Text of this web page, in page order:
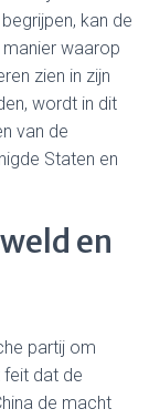
kan de
waarop
zien in zijn
wordt in dit
van de
Staten en
en
partij om
dat de
de macht